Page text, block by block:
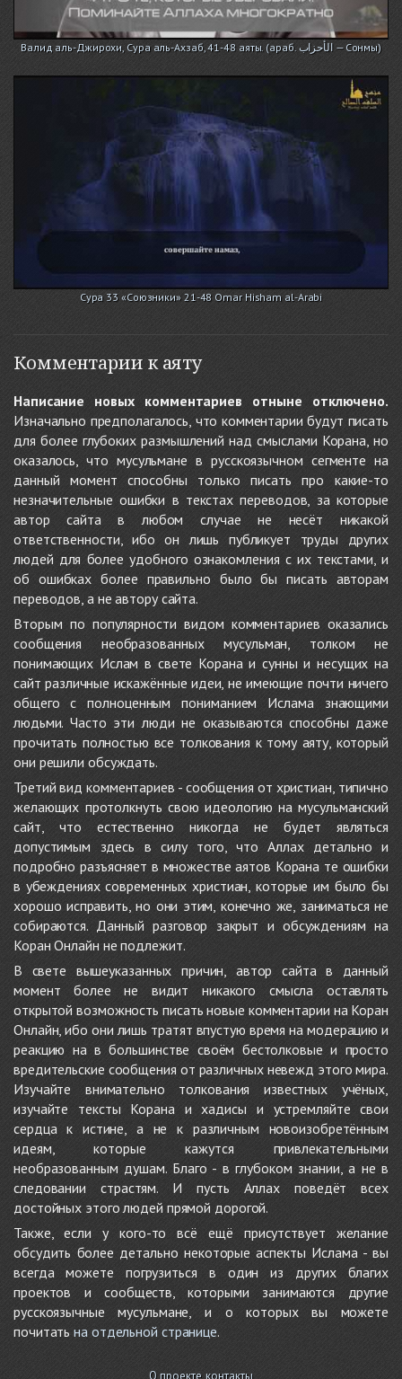
Валид аль-Джирохи, Сура аль-Ахзаб, 41-48 аяты. (араб. الأحزاب — Сонмы)
Сура 33 «Союзники» 21-48 Omar Hisham al-Arabi
Комментарии к аяту
Написание новых комментариев отныне отключено.
Изначально предполагалось, что комментарии будут писать
для более глубоких размышлений над смыслами Корана, но
оказалось, что мусульмане в русскоязычном сегменте на
данный момент способны только писать про какие-то
незначительные ошибки в текстах переводов, за которые
автор сайта в любом случае не несёт никакой
ответственности, ибо он лишь публикует труды других
людей для более удобного ознакомления с их текстами, и
об ошибках более правильно было бы писать авторам
переводов, а не автору сайта.
Вторым по популярности видом комментариев оказались
сообщения необразованных мусульман, толком не
понимающих Ислам в свете Корана и сунны и несущих на
сайт различные искажённые идеи, не имеющие почти ничего
общего с полноценным пониманием Ислама знающими
людьми. Часто эти люди не оказываются способны даже
прочитать полностью все толкования к тому аяту, который
они решили обсуждать.
Третий вид комментариев - сообщения от христиан, типично
желающих протолкнуть свою идеологию на мусульманский
сайт, что естественно никогда не будет являться
допустимым здесь в силу того, что Аллах детально и
подробно разъясняет в множестве аятов Корана те ошибки
в убеждениях современных христиан, которые им было бы
хорошо исправить, но они этим, конечно же, заниматься не
собираются. Данный разговор закрыт и обсуждениям на
Коран Онлайн не подлежит.
В свете вышеуказанных причин, автор сайта в данный
момент более не видит никакого смысла оставлять
открытой возможность писать новые комментарии на Коран
Онлайн, ибо они лишь тратят впустую время на модерацию и
реакцию на в большинстве своём бестолковые и просто
вредительские сообщения от различных невежд этого мира.
Изучайте внимательно толкования известных учёных,
изучайте тексты Корана и хадисы и устремляйте свои
сердца к истине, а не к различным новоизобретённым
идеям, которые кажутся привлекательными
необразованным душам. Благо - в глубоком знании, а не в
следовании страстям. И пусть Аллах поведёт всех
достойных этого людей прямой дорогой.
Также, если у кого-то всё ещё присутствует желание
обсудить более детально некоторые аспекты Ислама - вы
всегда можете погрузиться в один из других благих
проектов и сообществ, которыми занимаются другие
русскоязычные мусульмане, и о которых вы можете
почитатьна отдельной странице.
О проекте, контакты